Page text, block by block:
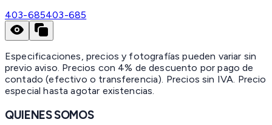
403-685403-685
Especificaciones, precios y fotografías pueden variar sin
previo aviso. Precios con 4% de descuento por pago de
contado (efectivo o transferencia). Precios sin IVA. Precio
especial hasta agotar existencias.
QUIENES SOMOS